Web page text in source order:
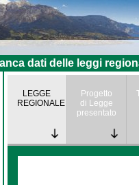
dati delle leggi
LEGGE
REGIONALE
Progetto
di Legge
presentato